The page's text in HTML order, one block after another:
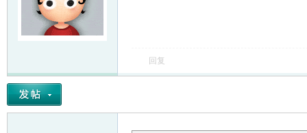
回复